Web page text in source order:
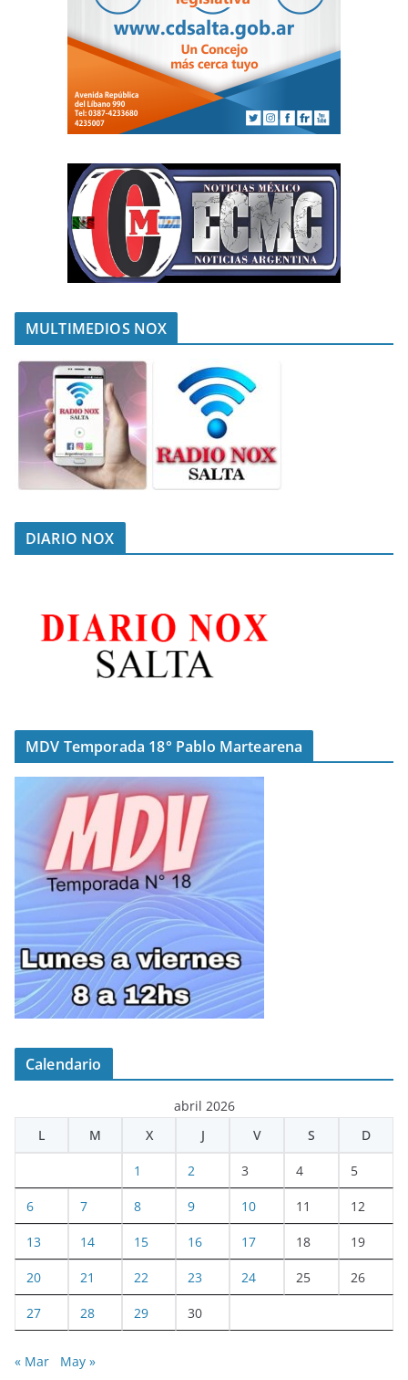
MULTIMEDIOS NOX
DIARIO NOX
MDV Temporada 18° Pablo Martearena
Calendario
abril 2026
L
M X J V S D
1 2 3 4 5
6 7 8 9 10 11 12
13 14 15 16 17 18 19
20 21 22 23 24 25 26
27 28 29 30
« Mar May »